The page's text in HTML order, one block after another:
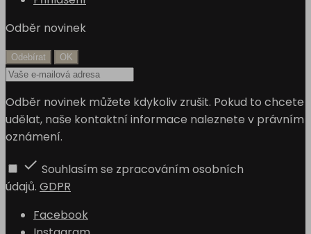
Odběr novinek
Odběr novinek můžete kdykoliv zrušit. Pokud to chcete
udělat, naše kontaktní informace naleznete v právním
oznámení.
 Souhlasím se zpracováním osobních
údajů. GDPR
Facebook